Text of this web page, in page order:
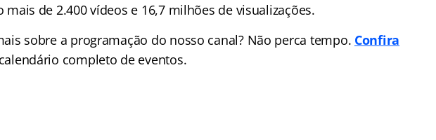
mais de 2.400 vídeos e 16,7 milhões de visualizações.
sobre a programação do nosso canal? Não perca tempo. Confira
completo de eventos.